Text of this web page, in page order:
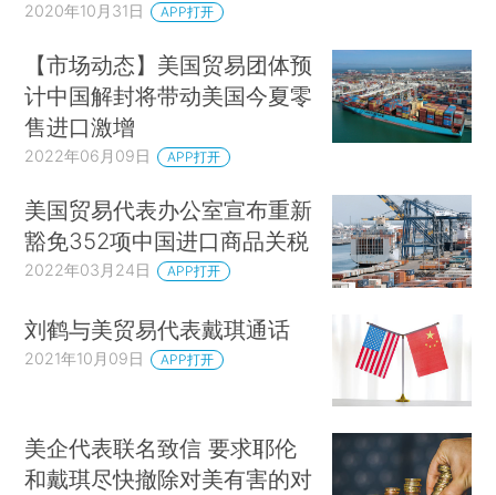
2020年10月31日 APP打开
【市场动态】美国贸易团体预
计中国解封将带动美国今夏零
售进口激增
2022年06月09日 APP打开
美国贸易代表办公室宣布重新
豁免352项中国进口商品关税
2022年03月24日 APP打开
刘鹤与美贸易代表戴琪通话
2021年10月09日 APP打开
美企代表联名致信 要求耶伦
和戴琪尽快撤除对美有害的对